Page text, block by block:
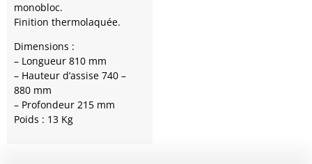
monobloc.
Finition thermolaquée.
Dimensions :
– Longueur 810 mm
– Hauteur d’assise 740 –
880 mm
– Profondeur 215 mm
Poids : 13 Kg